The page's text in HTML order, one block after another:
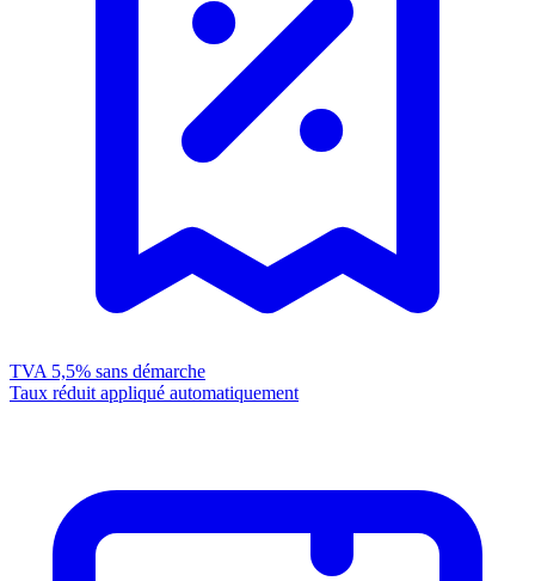
TVA 5,5% sans démarche
Taux réduit appliqué automatiquement